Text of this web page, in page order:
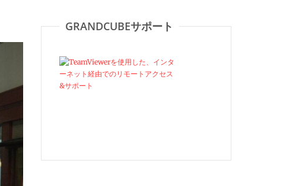
GRANDCUBEサポート